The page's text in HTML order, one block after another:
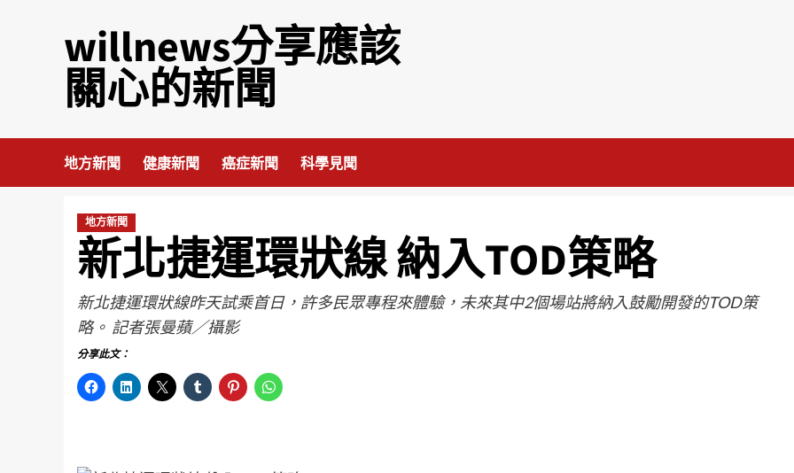
willnews分享應該
關心的新聞
地方新聞 健康新聞 癌症新聞 科學見聞
地方新聞
新北捷運環狀線 納入TOD策略
新北捷運環狀線昨天試乘首日，許多民眾專程來體驗，未來其中2個場站將納入鼓勵開發的TOD策
略。 記者張曼蘋／攝影
分享此文：